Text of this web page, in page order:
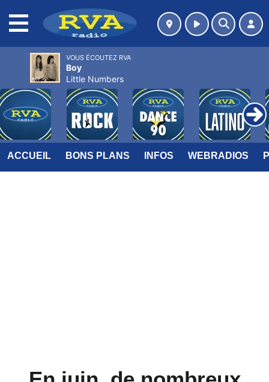
ACCUEIL BONS PLANS INFOS WEBRADIOS
VOUS ÉCOUTEZ RVA
Boy
Little Numbers